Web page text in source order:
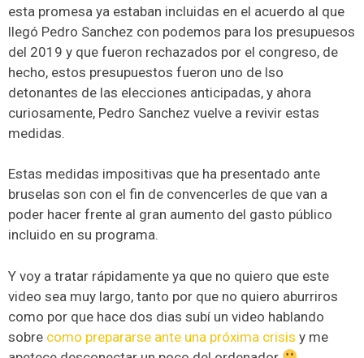
esta promesa ya estaban incluidas en el acuerdo al que
llegó Pedro Sanchez con podemos para los presupuesos
del 2019 y que fueron rechazados por el congreso, de
hecho, estos presupuestos fueron uno de lso
detonantes de las elecciones anticipadas, y ahora
curiosamente, Pedro Sanchez vuelve a revivir estas
medidas.
Estas medidas impositivas que ha presentado ante
bruselas son con el fin de convencerles de que van a
poder hacer frente al gran aumento del gasto público
incluido en su programa.
Y voy a tratar rápidamente ya que no quiero que este
video sea muy largo, tanto por que no quiero aburriros
como por que hace dos dias subí un video hablando
sobre como prepararse ante una próxima crisis y me